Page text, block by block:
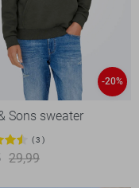
-20%
Sons sweater
3
29,99